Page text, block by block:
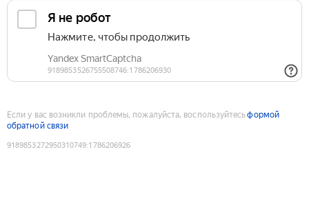
Если у вас возникли проблемы, пожалуйста, воспользуйтесьформой
обратной связи
9189853272950310749:1786206926